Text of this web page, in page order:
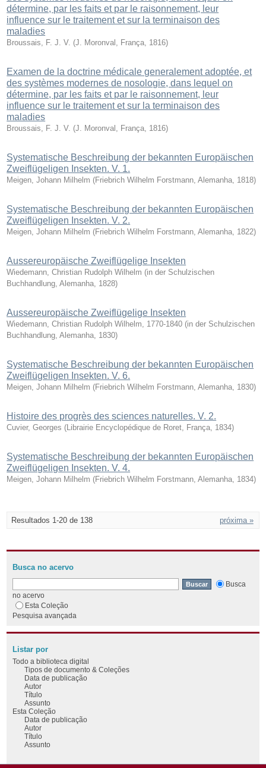
détermine, par les faits et par le raisonnement, leur
influence sur le traitement et sur la terminaison des
maladies
Broussais, F. J. V. (J. Moronval, França 1816)
Examen de la doctrine médicale generalement adoptée, et
des systèmes modernes de nosologie, dans lequel on
détermine, par les faits et par le raisonnement, leur
influence sur le traitement et sur la terminaison des
maladies
Broussais, F. J. V. (J. Moronval, França 1816)
Systematische Beschreibung der bekannten Europäischen
Zweiflügeligen Insekten. V. 1.
Meigen, Johann Milhelm (Friebrich Wilhelm Forstmann, Alemanha 1818)
Systematische Beschreibung der bekannten Europäischen
Zweiflügeligen Insekten. V. 2.
Meigen, Johann Milhelm (Friebrich Wilhelm Forstmann, Alemanha 1822)
Aussereuropäische Zweiflügelige Insekten
Wiedemann, Christian Rudolph Wilhelm (in der Schulzischen
Buchhandlung, Alemanha 1828)
Aussereuropäische Zweiflügelige Insekten
Wiedemann, Christian Rudolph Wilhelm, 1770-1840 (in der Schulzischen
Buchhandlung, Alemanha 1830)
Systematische Beschreibung der bekannten Europäischen
Zweiflügeligen Insekten. V. 6.
Meigen, Johann Milhelm (Friebrich Wilhelm Forstmann, Alemanha 1830)
Histoire des progrès des sciences naturelles. V. 2.
Cuvier, Georges ( Librairie Encyclopédique de Roret, França 1834)
Systematische Beschreibung der bekannten Europäischen
Zweiflügeligen Insekten. V. 4.
Meigen, Johann Milhelm (Friebrich Wilhelm Forstmann, Alemanha 1834)
Resultados 1-20 de 138 próxima »
Busca no acervo
Busca
no acervo
Esta Coleção
Pesquisa avançada
Listar por
Todo a biblioteca digital
Tipos de documento & Coleções
Data de publicação
Autor
Título
Assunto
Esta Coleção
Data de publicação
Autor
Título
Assunto